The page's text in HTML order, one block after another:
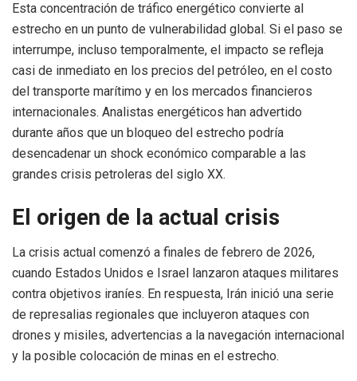
Esta concentración de tráfico energético convierte al
estrecho en un punto de vulnerabilidad global. Si el paso se
interrumpe, incluso temporalmente, el impacto se refleja
casi de inmediato en los precios del petróleo, en el costo
del transporte marítimo y en los mercados financieros
internacionales. Analistas energéticos han advertido
durante años que un bloqueo del estrecho podría
desencadenar un shock económico comparable a las
grandes crisis petroleras del siglo XX.
El origen de la actual crisis
La crisis actual comenzó a finales de febrero de 2026,
cuando Estados Unidos e Israel lanzaron ataques militares
contra objetivos iraníes. En respuesta, Irán inició una serie
de represalias regionales que incluyeron ataques con
drones y misiles, advertencias a la navegación internacional
y la posible colocación de minas en el estrecho.